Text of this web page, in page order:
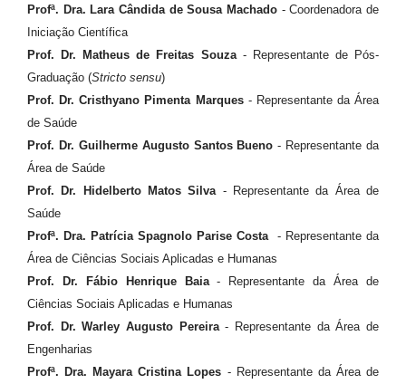
Profª. Dra. Lara Cândida de Sousa Machado - Coordenadora de
Iniciação Científica
Prof. Dr. Matheus de Freitas Souza- Representante de Pós-
Graduação (Stricto sensu)
Prof. Dr. Cristhyano Pimenta Marques - Representante da Área
de Saúde
Prof. Dr. Guilherme Augusto Santos Bueno - Representante da
Área de Saúde
Prof. Dr. Hidelberto Matos Silva - Representante da Área de
Saúde
Profª. Dra. Patrícia Spagnolo Parise Costa
- Representante da
Área de Ciências Sociais Aplicadas e Humanas
Prof. Dr. Fábio Henrique Baia- Representante da Área de
Ciências Sociais Aplicadas e Humanas
Prof. Dr. Warley Augusto Pereira- Representante da Área de
Engenharias
Profª. Dra. Mayara Cristina Lopes - Representante da Área de